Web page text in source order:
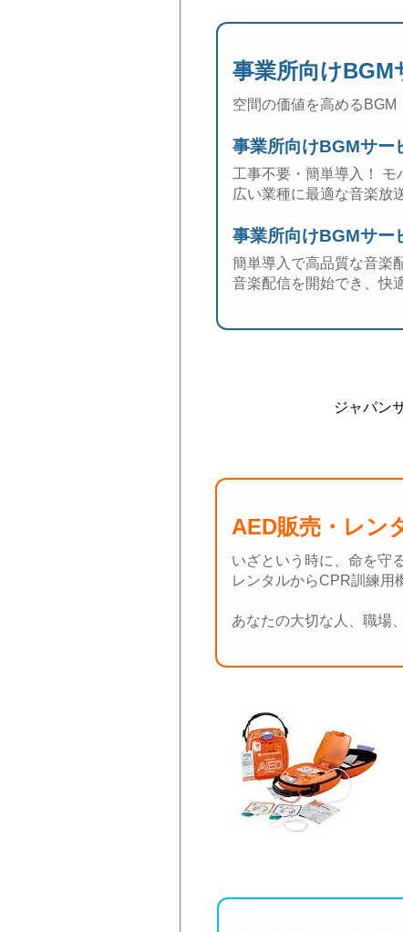
事業所向けBGM
空間の価値を高める
事業所向けBGMサー
工事不要・簡単導入！
広い業種に最適な音楽放
事業所向けBGMサー
簡単導入で高品質な音楽
音楽配信を開始でき、快
ジャパン
AED販売・レン
いざという時に、命を守
レンタルからCPR訓練用
あなたの大切な人、職場